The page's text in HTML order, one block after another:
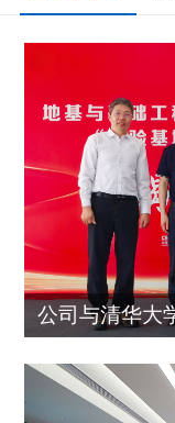
公司与清华大